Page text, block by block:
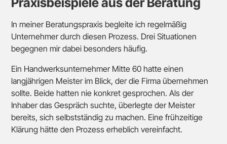
In meiner Beratungspraxis begleite ich regelmäßig
Unternehmer durch diesen Prozess. Drei Situationen
begegnen mir dabei besonders häufig.
Ein Handwerksunternehmer Mitte 60 hatte einen
langjährigen Meister im Blick, der die Firma übernehmen
sollte. Beide hatten nie konkret gesprochen. Als der
Inhaber das Gespräch suchte, überlegte der Meister
bereits, sich selbstständig zu machen. Eine frühzeitige
Klärung hätte den Prozess erheblich vereinfacht.